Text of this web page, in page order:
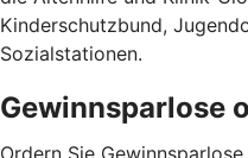
Kinderschutzbund,
Sozialstationen.
Gewinnsparlose